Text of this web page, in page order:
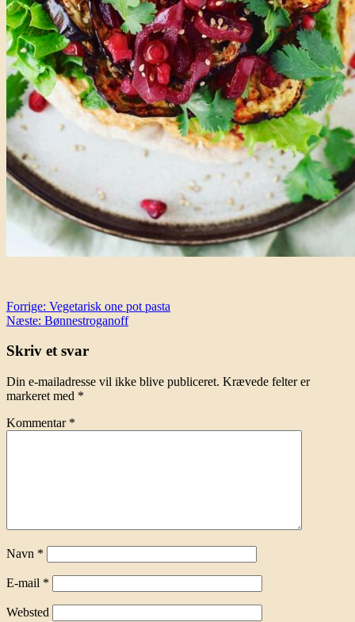
Indlægsnavigation
Forrige: Vegetarisk one pot pasta
Næste: Bønnestroganoff
Skriv et svar
Din e-mailadresse vil ikke blive publiceret. Krævede felter er
markeret med *
Kommentar *
Navn *
E-mail *
Websted